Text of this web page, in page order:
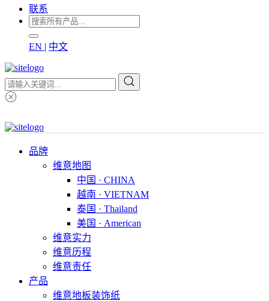
联系
EN | 中文
品牌
维意地图
中国 · CHINA
越南 · VIETNAM
泰国 · Thailand
美国 · American
维意实力
维意历程
维意责任
产品
维意地板装饰纸